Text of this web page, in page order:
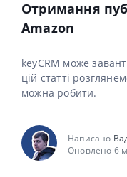
Отримання
Amazon
keyCRM може
цій статті
можна робити.
Написано
Оновлено 6